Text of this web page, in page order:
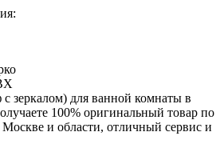
зеркалом) для ванной комнаты в
100% оригинальный товар по
и области, отличный сервис и